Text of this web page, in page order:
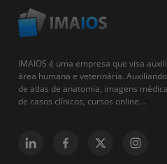
IMAIOS é uma empresa que visa
área humana e veterinária.
de atlas de anatomia, imagens
de casos clínicos, cursos online...